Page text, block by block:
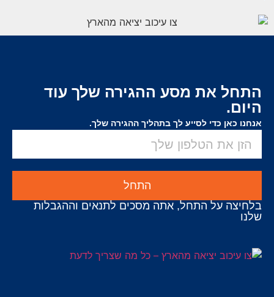
התחל את מסע ההגירה שלך עוד
היום.
אנחנו כאן כדי לסייע לך בתהליך ההגירה שלך.
התחל
בלחיצה על התחל, אתה מסכים לתנאים וההגבלות
שלנו